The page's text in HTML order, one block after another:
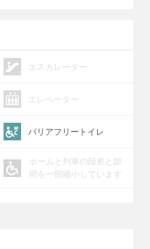
エスカレーター
エレベーター
バリアフリートイレ
ホームと列車の段差と隙
間を一部縮小しています